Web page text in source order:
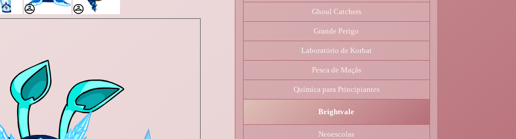
Ghoul Catchers
Grande Perigo
Laboratório de Korbat
Pesca de Maçãs
Química para Principiantes
Brightvale
Neoescolas